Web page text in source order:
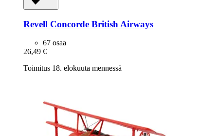
Revell Concorde British Airways
67 osaa
26,49 €
Toimitus 18. elokuuta mennessä